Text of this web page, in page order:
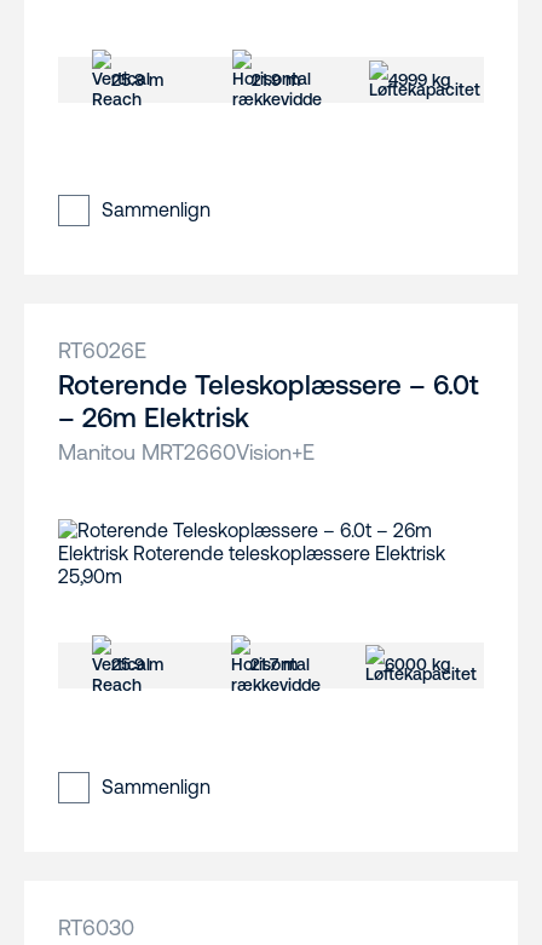
25.8 m 21.9 m 4999 kg
Sammenlign
RT6026E
Roterende Teleskoplæssere – 6.0t
– 26m Elektrisk
Manitou MRT2660Vision+E
25.9 m 21.7 m 6000 kg
Sammenlign
RT6030